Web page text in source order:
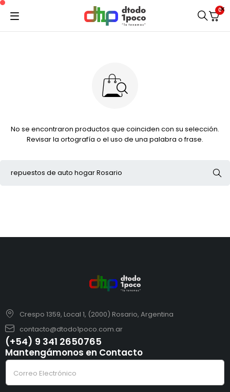
0
No se encontraron productos que coinciden con su selección.
Revisar la ortografía o el uso de una palabra o frase.
Crespo 1359, Local 1, (2000) Rosario, Argentina
contacto@dtodo1poco.com.ar
(+54) 9 341 2650765
Mantengámonos en Contacto
C
o
r
C